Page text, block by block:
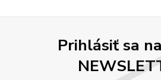
Prihlásiť sa